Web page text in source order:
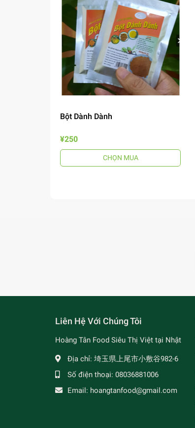
Bột Dành Dành
¥250
CHỌN MUA
Liên Hệ Với Chúng Tôi
Hoàng Tân Food Siêu Thị Việt tại Nhật
Địa chỉ: 埼玉県上尾市小敷谷982-6
Số điện thoại: 08036881006
Email: hoangtanfood@gmail.com